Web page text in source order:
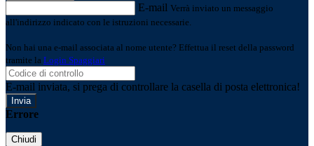
E-mail Verrà inviato un messaggio
all'indirizzo indicato con le istruzioni necessarie.
Non hai una e-mail associata al nome utente? Effettua il reset della password
tramite la Login Spaggiari
E-mail inviata, si prega di controllare la casella di posta elettronica!
Errore
Chiudi